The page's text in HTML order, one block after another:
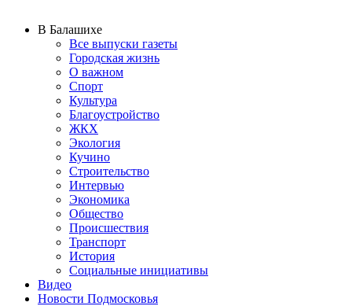
В Балашихе
Все выпуски газеты
Городская жизнь
О важном
Спорт
Культура
Благоустройство
ЖКХ
Экология
Кучино
Строительство
Интервью
Экономика
Общество
Происшествия
Транспорт
История
Социальные инициативы
Видео
Новости Подмосковья